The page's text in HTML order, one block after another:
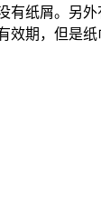
屑。另外
，但是纸